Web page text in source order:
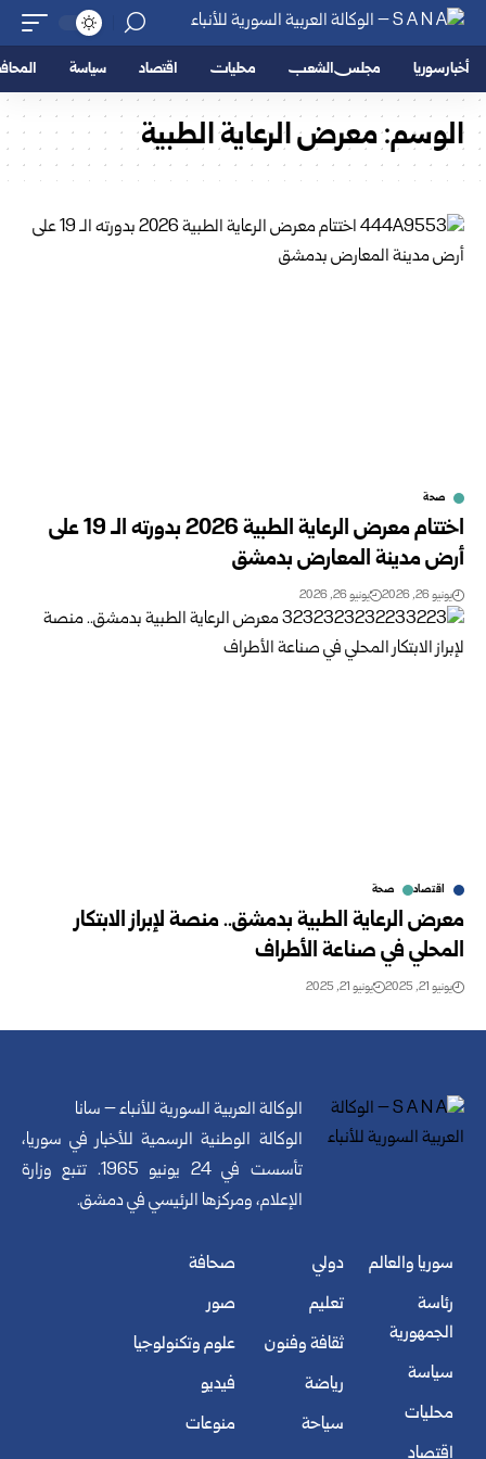
أخبار سوريا مجلس الشعب محليات اقتصاد سياسة
الوسم:معرض الرعاية الطبية
صحة
اختتام معرض الرعاية الطبية 2026 بدورته الـ 19 على
أرض مدينة المعارض بدمشق
يونيو 26, 2026 يونيو 26, 2026
اقتصاد صحة
معرض الرعاية الطبية بدمشق.. منصة لإبراز الابتكار
المحلي في صناعة الأطراف
يونيو 21, 2025 يونيو 21, 2025
الوكالة العربية السورية للأنباء – سانا
الوكالة الوطنية الرسمية للأخبار في سوريا،
تأسست في 24 يونيو 1965. تتبع وزارة
الإعلام، ومركزها الرئيسي في دمشق.
سوريا والعالم
رئاسة
الجمهورية
سياسة
محليات
اقتصاد
دولي
تعليم
ثقافة وفنون
رياضة
سياحة
صحافة
صور
علوم وتكنولوجيا
فيديو
منوعات